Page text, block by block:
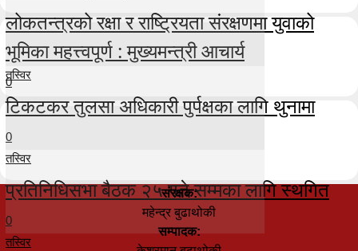
लोकतन्त्रको रक्षा र राष्ट्रियता संरक्षणमा युवाको
भूमिका महत्त्वपूर्ण : मुख्यमन्त्री आचार्य
0
तस्विर
टिकटकर तुलसा अधिकारी पुर्पक्षका लागि थुनामा
0
तस्विर
प्रतिनिधिसभा बैठक २५ गते सम्मका लागि स्थगित
0
तस्विर
संरक्षक:
महेन्द्र बुढाथोकी
सम्पादक: